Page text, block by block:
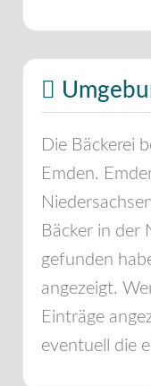
Die Bäckerei
Emden.
Bäcker in der
gefunden
angezeigt.
Einträge
eventuell die